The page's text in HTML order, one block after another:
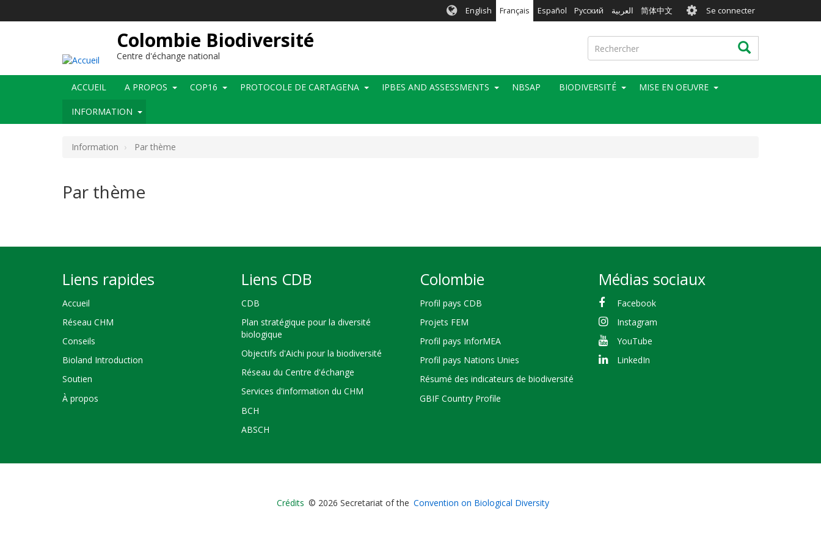
English Français Español Русский العربية 简体中文 User
account
menu
Se connecter
Colombie Biodiversité
Centre d'échange national
Rechercher Rechercher
Main
ACCUEIL A PROPOS COP16 PROTOCOLE DE CARTAGENA IPBES AND ASSESSMENTS NBSAP BIODIVERSITÉ MISE EN OEUVRE
INFORMATION
Information Par thème
Par thème
Liens rapides
Accueil
Réseau CHM
Conseils
Bioland Introduction
Soutien
À propos
Liens CDB
CDB
Plan stratégique pour la diversité
biologique
Objectifs d'Aichi pour la biodiversité
Réseau du Centre d'échange
Services d'information du CHM
BCH
ABSCH
Colombie
Profil pays CDB
Projets FEM
Profil pays InforMEA
Profil pays Nations Unies
Résumé des indicateurs de biodiversité
GBIF Country Profile
Médias sociaux
Facebook
Instagram
YouTube
LinkedIn
Bioland
Crédits © 2026 Secretariat of the Convention on Biological Diversity